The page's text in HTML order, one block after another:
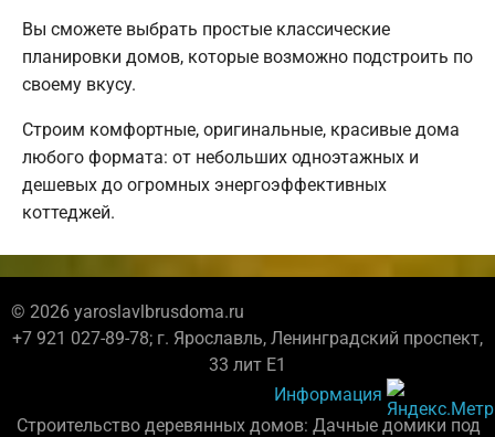
Вы сможете выбрать простые классические
планировки домов, которые возможно подстроить по
своему вкусу.
Строим комфортные, оригинальные, красивые дома
любого формата: от небольших одноэтажных и
дешевых до огромных энергоэффективных
коттеджей.
© 2026 yaroslavlbrusdoma.ru
+7 921 027-89-78; г. Ярославль, Ленинградский проспект,
33 лит Е1
Информация
Строительство деревянных домов: Дачные домики под